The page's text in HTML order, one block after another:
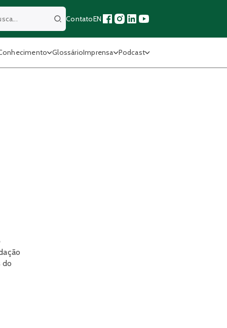
BuscarContatoEN
GlossárioImprensa Podcast
do